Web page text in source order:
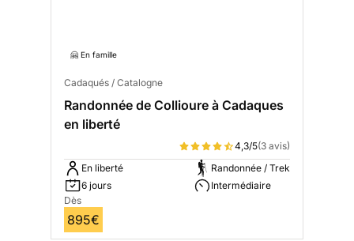
🤗 En famille
Cadaqués / Catalogne
Randonnée de Collioure à Cadaques
en liberté
4,3/5(3 avis)
En liberté
6 jours
Randonnée / Trek
Intermédiaire
Dès
895€